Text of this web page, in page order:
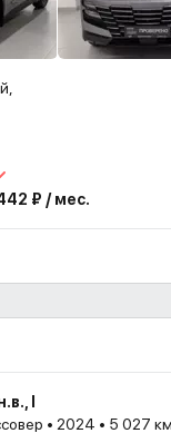
₽ / мес.
I
• 2024 • 5 027 км